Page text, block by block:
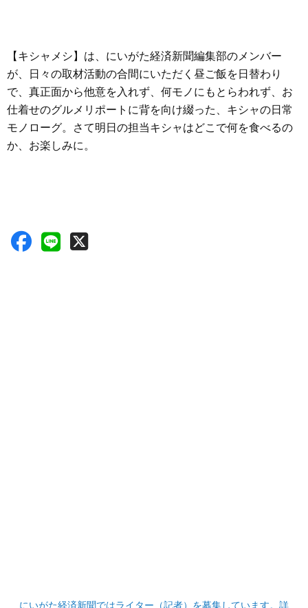
【キシャメシ】は、にいがた経済新聞編集部のメンバー
が、日々の取材活動の合間にいただく昼ご飯を日替わり
で、真正面から他意を入れず、何モノにもとらわれず、お
仕着せのグルメリポートに背を向け綴った、キシャの日常
モノローグ。さて明日の担当キシャはどこで何を食べるの
か、お楽しみに。
にいがた経済新聞ではライター（記者）を募集しています。詳